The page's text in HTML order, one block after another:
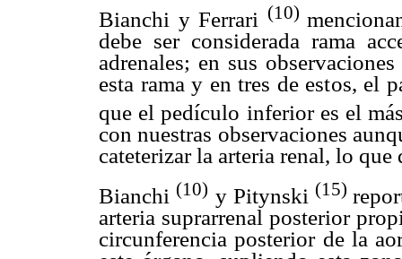
Bianchi y Ferrari (10)
debe ser considerada rama
adrenales; en sus
esta rama y en tres de estos, el
que el pedículo inferior es el
con nuestras observaciones
cateterizar la arteria renal, lo
Bianchi (10) y Pitynski (15)
arteria suprarrenal posterior
circunferencia posterior de la